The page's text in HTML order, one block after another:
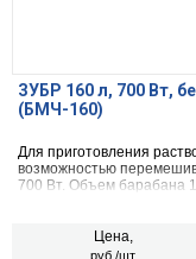
ЗУБР 160 л, 700 Вт,
(БМЧ-160)
Для приготовления
возможностью
700 Вт. Объем барабана
Цена,
руб./шт.